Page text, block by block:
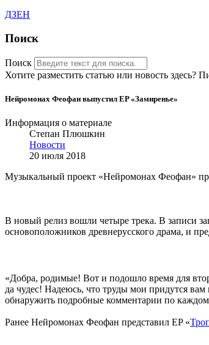
ДЗЕН
Поиск
Поиск
Хотите разместить статью или новость здесь?
Нейромонах Феофан выпустил EP «Замиренье»
Информация о материале
Степан Плюшкин
Новости
20 июля 2018
Музыкальный проект «Нейромонах Феофан»
В новый релиз вошли четыре трека. В записи
основоположников древнерусского драма, и
«Добра, родимые! Вот и подошло время для
да чудес! Надеюсь, что труды мои придутся
обнаружить подробные комментарии по
Ранее Нейромонах Феофан представил EP «